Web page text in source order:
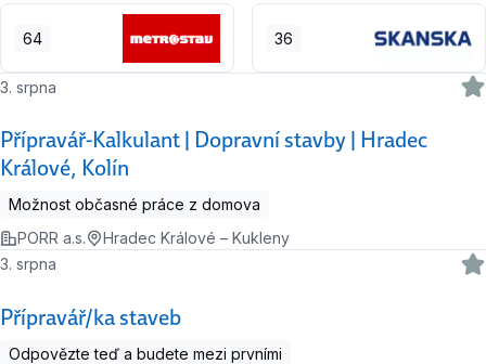
64 36
Přípravář-Kalkulant | Dopravní stavby | Hradec
Králové, Kolín
3. srpna
Možnost občasné práce z domova
PORR a.s.
Hradec Králové – Kukleny
Přípravář/ka staveb
3. srpna
Odpovězte teď a budete mezi prvními